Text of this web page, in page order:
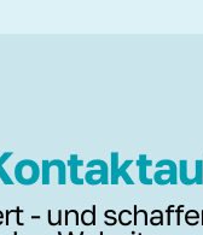
- und